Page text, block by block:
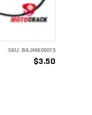
$3.50
SKU: BAJMK00015